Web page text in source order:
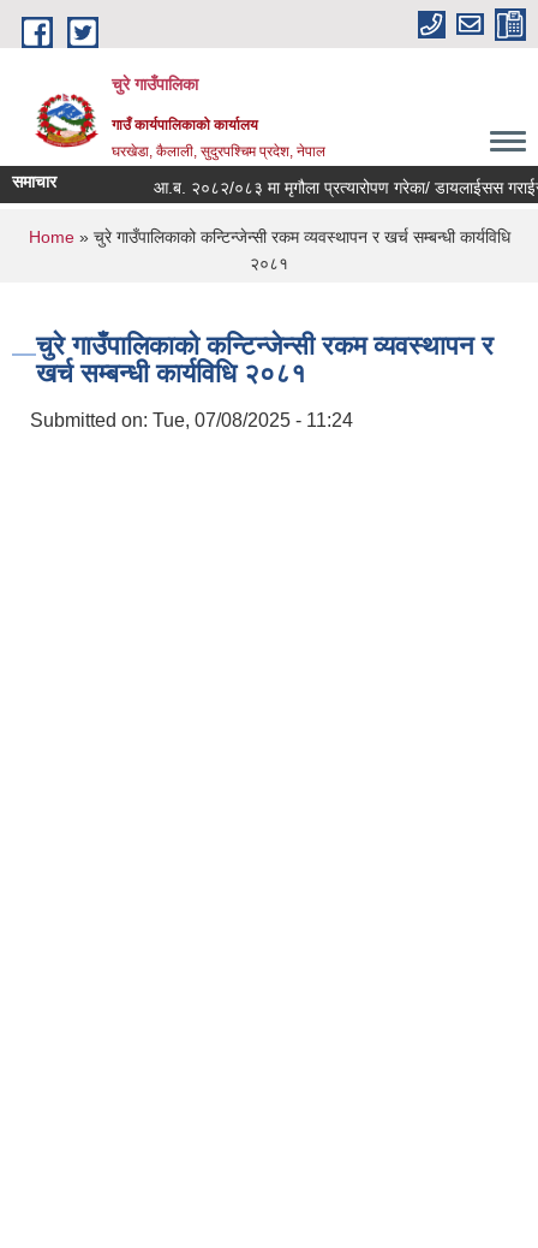
Skip to main content
चुरे गाउँपालिका
गाउँ कार्यपालिकाको कार्यालय
घरखेडा, कैलाली, सुदुरपश्चिम प्रदेश, नेपाल
समाचार आ.ब. २०८२/०८३ मा मृगौला प्रत्यारोपण गरेका/ डायलाईसस
You are here
Home» चुरे गाउँपालिकाको कन्टिन्जेन्सी रकम व्यवस्थापन र खर्च सम्बन्धी कार्यविधि
२०८१
चुरे गाउँपालिकाको कन्टिन्जेन्सी रकम व्यवस्थापन र
खर्च सम्बन्धी कार्यविधि २०८१
Submitted on: Tue, 07/08/2025 - 11:24